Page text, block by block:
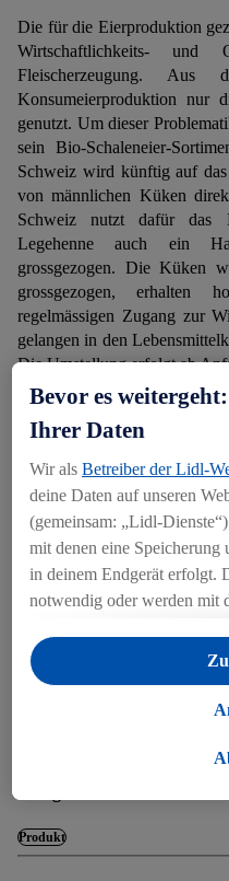
Die für die Eierproduktion
Wirtschaftlichkeits- und
Fleischerzeugung.
Konsumeierproduktion nur
genutzt. Um dieser
sein Bio-Schaleneier-
Schweiz wird künftig auf
von männlichen Küken
Schweiz nutzt dafür das
Legehenne auch ein
grossgezogen. Die Küken
grossgezogen, erhalten
regelmässigen Zugang zur
gelangen in den
Die Umstellung erfolgt ab
Lidl Schweiz engagiert
«Runder Tisch: Ausstieg
mit anderen
branchenübergreifenden
Weiterführende Infos unter:
Tierwohl-bei-Eiern
Medienkontakt
Medienstelle
Produkt
Bevor es
Ihrer Daten
Wir als Betreiber der Lidl-
deine Daten auf unseren
(gemeinsam: „Lidl-
mit denen eine
in deinem Endgerät erfolgt.
notwendig oder werden mit
personalisierte Werbung
Dienste verwendet. Sofern
Programms bist, werden für
Unter „Anpassen“ kannst
Durch einen Klick auf
notwendiger Techniken